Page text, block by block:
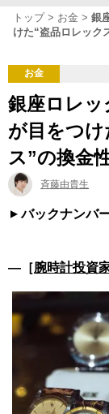
トップ お金
銀
けた“盗品ロレック
お金
銀座ロレッ
が目をつけ
ス”の換金
斉藤由貴生
バックナンバ
―［腕時計投資